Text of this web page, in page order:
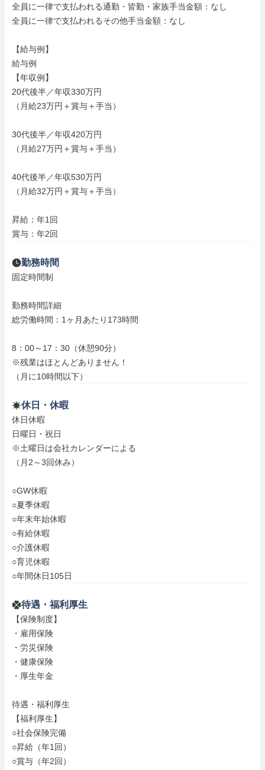
全員に一律で支払われる通勤・皆勤・家族手当金額：なし
全員に一律で支払われるその他手当金額：なし
【給与例】
給与例
【年収例】
20代後半／年収330万円
（月給23万円＋賞与＋手当）
30代後半／年収420万円
（月給27万円＋賞与＋手当）
40代後半／年収530万円
（月給32万円＋賞与＋手当）
昇給：年1回
賞与：年2回
勤務時間
固定時間制
勤務時間詳細
総労働時間：1ヶ月あたり173時間
8：00～17：30（休憩90分）
※残業はほとんどありません！
（月に10時間以下）
休日・休暇
休日休暇
日曜日・祝日
※土曜日は会社カレンダーによる
（月2～3回休み）
○GW休暇
○夏季休暇
○年末年始休暇
○有給休暇
○介護休暇
○育児休暇
○年間休日105日
待遇・福利厚生
【保険制度】
・雇用保険
・労災保険
・健康保険
・厚生年金
待遇・福利厚生
【福利厚生】
○社会保険完備
○昇給（年1回）
○賞与（年2回）